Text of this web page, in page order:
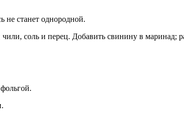
не станет однородной.
соль и перец. Добавить свинину в маринад;